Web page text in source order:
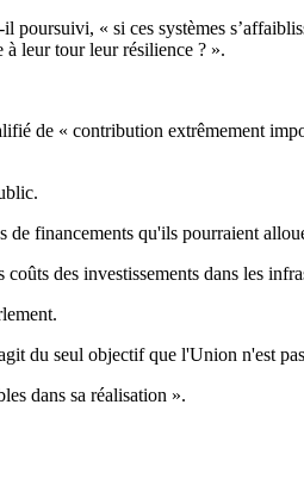
« si ces systèmes
à leur tour leur résilience ? ».
de « contribution extrêmement
de financements qu'ils pourraient
des investissements dans les
du seul objectif que l'Union n'est
dans sa réalisation ».